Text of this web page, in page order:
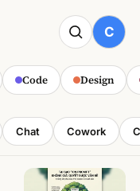
Code Design
số
Chat Cowork